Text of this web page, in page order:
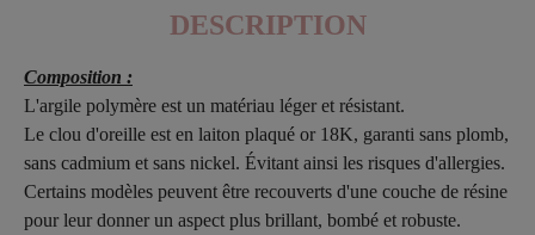
DESCRIPTION
Composition :
L'argile polymère est un matériau léger et résistant.
Le clou d'oreille est en laiton plaqué or 18K, garanti sans plomb,
sans cadmium et sans nickel. Évitant ainsi les risques d'allergies.
Certains modèles peuvent être recouverts d'une couche de résine
pour leur donner un aspect plus brillant, bombé et robuste.